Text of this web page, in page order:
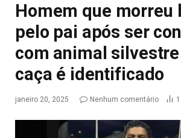
Homem que morreu
pelo pai após ser
com animal
caça é identificado
janeiro 20, 2025 Nenhum comentário 1